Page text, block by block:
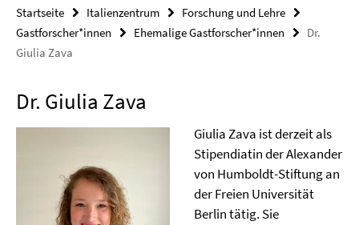
Startseite Italienzentrum
Forschung und Lehre
Gastforscher*innen
Ehemalige Gastforscher*innen
Dr.
Giulia Zava
Dr. Giulia Zava
Giulia Zava ist derzeit als
Stipendiatin der Alexander
von Humboldt-Stiftung an
der Freien Universität
Berlin tätig. Sie